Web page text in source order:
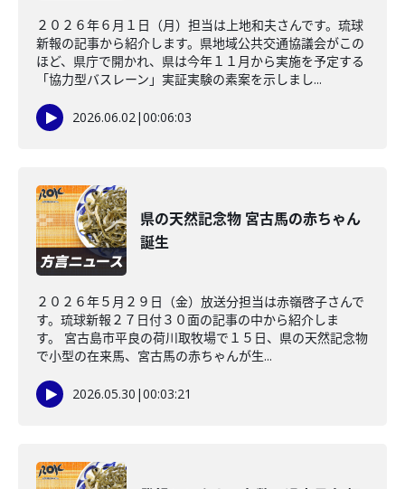
２０２６年６月１日（月）担当は上地和夫さんです。琉球
新報の記事から紹介します。県地域公共交通協議会がこの
ほど、県庁で開かれ、県は今年１１月から実施を予定する
「協力型バスレーン」実証実験の素案を示しまし...
2026.06.02|00:06:03
県の天然記念物 宮古馬の赤ちゃん
誕生
２０２６年５月２９日（金）放送分担当は赤嶺啓子さんで
す。琉球新報２７日付３０面の記事の中から紹介しま
す。 宮古島市平良の荷川取牧場で１５日、県の天然記念物
で小型の在来馬、宮古馬の赤ちゃんが生...
2026.05.30 |00:03:21